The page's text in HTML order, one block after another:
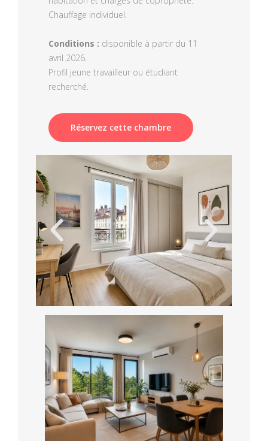
Chauffage individuel.
Conditions : disponible à partir du 11
avril 2026.
Profil jeune travailleur ou étudiant
recherché.
Réservez cette chambre